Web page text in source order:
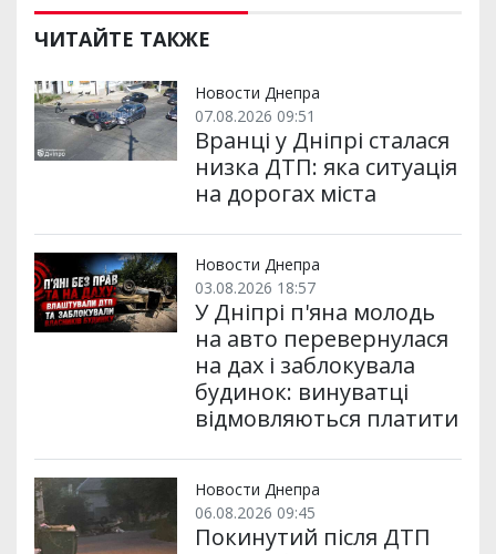
ЧИТАЙТЕ ТАКЖЕ
Новости Днепра
07.08.2026 09:51
Вранці у Дніпрі сталася
низка ДТП: яка ситуація
на дорогах міста
Новости Днепра
03.08.2026 18:57
У Дніпрі п'яна молодь
на авто перевернулася
на дах і заблокувала
будинок: винуватці
відмовляються платити
Новости Днепра
06.08.2026 09:45
Покинутий після ДТП